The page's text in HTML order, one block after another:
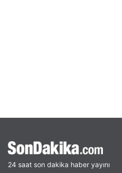
24 saat son dakika haber yayını